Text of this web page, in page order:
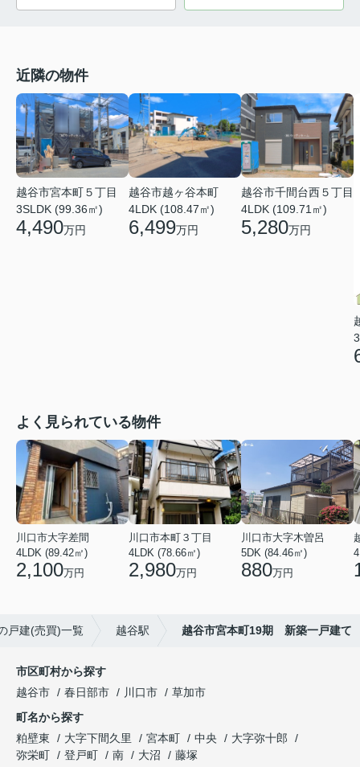
近隣の物件
越谷市宮本町５丁目
3SLDK (99.36㎡)
4,490万円
越谷市越ヶ谷本町
4LDK (108.47㎡)
6,499万円
越谷市千間台西５丁目
4LDK (109.71㎡)
5,280万円
よく見られている物件
川口市大字差間
4LDK (89.42㎡)
2,100万円
川口市本町３丁目
4LDK (78.66㎡)
2,980万円
川口市大字木曽呂
5DK (84.46㎡)
880万円
戸建(売買)一覧 越谷駅 越谷市宮本町19期 新築一戸建て
市区町村から探す
越谷市
春日部市 川口市
草加市
町名から探す
粕壁東
大字下間久里 宮本町 中央
大字弥十郎
弥栄町
登戸町 南 大沼
藤塚